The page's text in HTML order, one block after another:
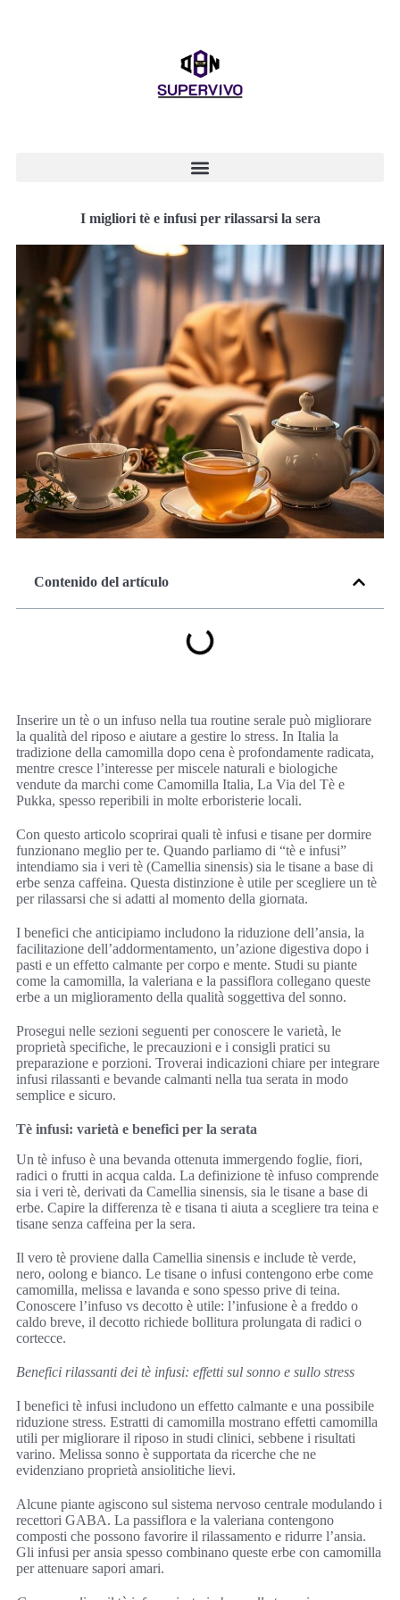
I migliori tè e infusi per rilassarsi la sera
Contenido del artículo
Inserire un tè o un infuso nella tua routine serale può migliorare
la qualità del riposo e aiutare a gestire lo stress. In Italia la
tradizione della camomilla dopo cena è profondamente radicata,
mentre cresce l’interesse per miscele naturali e biologiche
vendute da marchi come Camomilla Italia, La Via del Tè e
Pukka, spesso reperibili in molte erboristerie locali.
Con questo articolo scoprirai quali tè infusi e tisane per dormire
funzionano meglio per te. Quando parliamo di “tè e infusi”
intendiamo sia i veri tè (Camellia sinensis) sia le tisane a base di
erbe senza caffeina. Questa distinzione è utile per scegliere un tè
per rilassarsi che si adatti al momento della giornata.
I benefici che anticipiamo includono la riduzione dell’ansia, la
facilitazione dell’addormentamento, un’azione digestiva dopo i
pasti e un effetto calmante per corpo e mente. Studi su piante
come la camomilla, la valeriana e la passiflora collegano queste
erbe a un miglioramento della qualità soggettiva del sonno.
Prosegui nelle sezioni seguenti per conoscere le varietà, le
proprietà specifiche, le precauzioni e i consigli pratici su
preparazione e porzioni. Troverai indicazioni chiare per integrare
infusi rilassanti e bevande calmanti nella tua serata in modo
semplice e sicuro.
Tè infusi: varietà e benefici per la serata
Un tè infuso è una bevanda ottenuta immergendo foglie, fiori,
radici o frutti in acqua calda. La definizione tè infuso comprende
sia i veri tè, derivati da Camellia sinensis, sia le tisane a base di
erbe. Capire la differenza tè e tisana ti aiuta a scegliere tra teina e
tisane senza caffeina per la sera.
Il vero tè proviene dalla Camellia sinensis e include tè verde,
nero, oolong e bianco. Le tisane o infusi contengono erbe come
camomilla, melissa e lavanda e sono spesso prive di teina.
Conoscere l’infuso vs decotto è utile: l’infusione è a freddo o
caldo breve, il decotto richiede bollitura prolungata di radici o
cortecce.
Benefici rilassanti dei tè infusi: effetti sul sonno e sullo stress
I benefici tè infusi includono un effetto calmante e una possibile
riduzione stress. Estratti di camomilla mostrano effetti camomilla
utili per migliorare il riposo in studi clinici, sebbene i risultati
varino. Melissa sonno è supportata da ricerche che ne
evidenziano proprietà ansiolitiche lievi.
Alcune piante agiscono sul sistema nervoso centrale modulando i
recettori GABA. La passiflora e la valeriana contengono
composti che possono favorire il rilassamento e ridurre l’ansia.
Gli infusi per ansia spesso combinano queste erbe con camomilla
per attenuare sapori amari.